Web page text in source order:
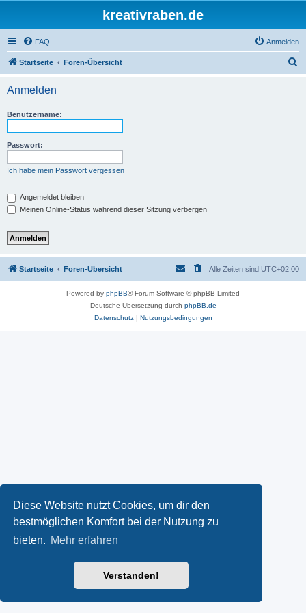
Diese Website nutzt Cookies, um dir den
bestmöglichen Komfort bei der Nutzung zu
bieten. Mehr erfahren
Verstanden!
kreativraben.de
FAQ Anmelden
Startseite Foren-Übersicht
Anmelden
Benutzername:
Passwort:
Ich habe mein Passwort vergessen
Angemeldet bleiben
Meinen Online-Status während dieser Sitzung verbergen
Startseite Foren-Übersicht Alle Zeiten sind UTC+02:00
Powered by phpBB® Forum Software © phpBB Limited
Deutsche Übersetzung durch phpBB.de
Datenschutz| Nutzungsbedingungen